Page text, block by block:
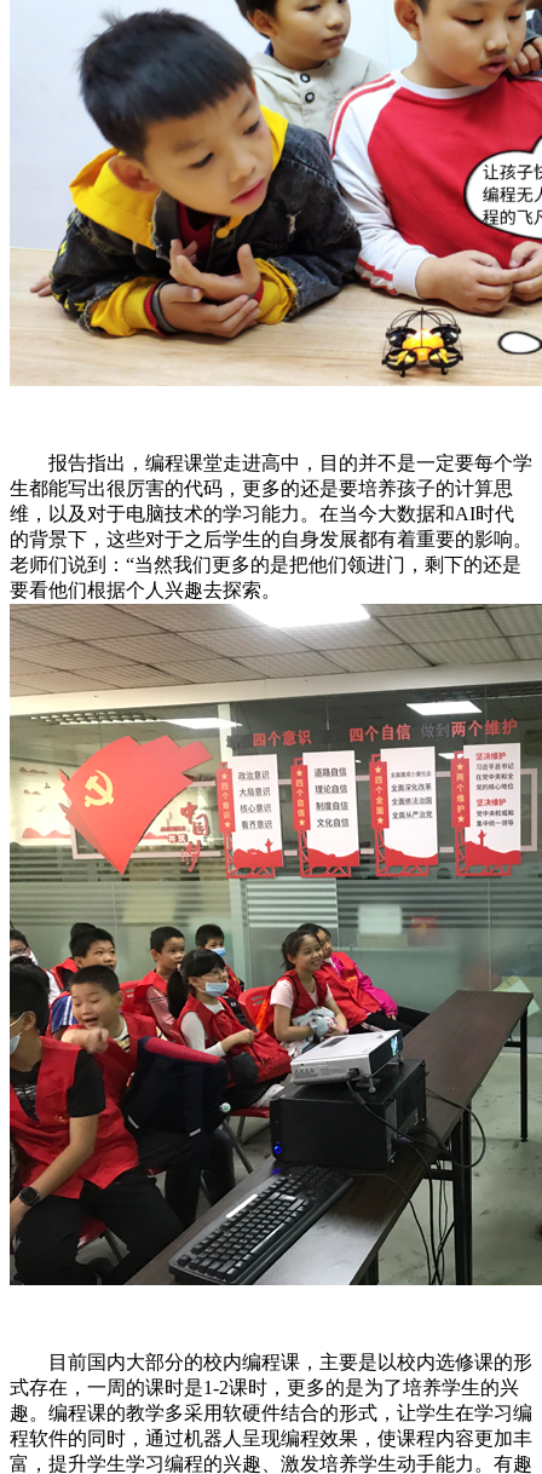
报告指出，编程课堂走进高中，目的并不是一定要每个学
生都能写出很厉害的代码，更多的还是要培养孩子的计算思
维，以及对于电脑技术的学习能力。在当今大数据和AI时代
的背景下，这些对于之后学生的自身发展都有着重要的影响。
老师们说到：“当然我们更多的是把他们领进门，剩下的还是
要看他们根据个人兴趣去探索。
目前国内大部分的校内编程课，主要是以校内选修课的形
式存在，一周的课时是1-2课时，更多的是为了培养学生的兴
趣。编程课的教学多采用软硬件结合的形式，让学生在学习编
程软件的同时，通过机器人呈现编程效果，使课程内容更加丰
富，提升学生学习编程的兴趣、激发培养学生动手能力。有趣